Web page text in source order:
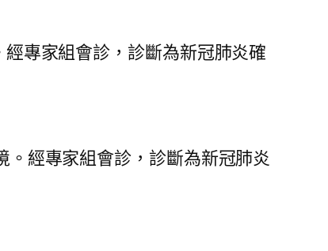
專家組會診，診斷為新冠肺炎確
經專家組會診，診斷為新冠肺炎